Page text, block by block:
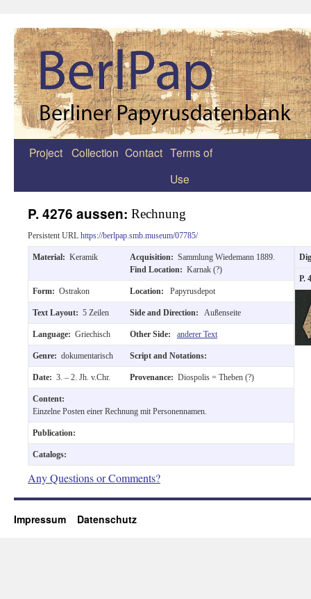
Zum
Project Collection Contact Terms of
Use
P. 4276 aussen: Rechnung
Persistent URL https://berlpap.smb.museum/07785/
Material: Keramik Acquisition: Sammlung Wiedemann 1889.
Find Location: Karnak (?)
Form: Ostrakon Location: Papyrusdepot
Text Layout: 5 Zeilen Side and Direction: Außenseite
Language: Griechisch Other Side: anderer Text
Genre: dokumentarisch Script and Notations:
Date: 3. – 2. Jh. v.Chr. Provenance: Diospolis = Theben (?)
Content:
Einzelne Posten einer Rechnung mit Personennamen.
Publication:
Catalogs:
P.
Any Questions or Comments?
Impressum Datenschutz